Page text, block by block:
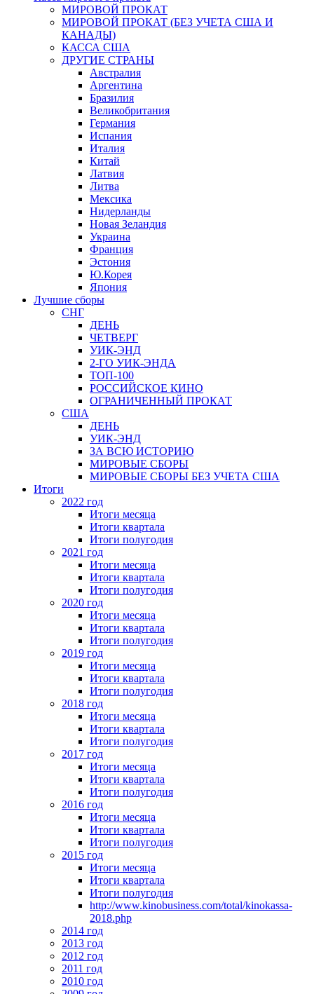
МИРОВОЙ ПРОКАТ
МИРОВОЙ ПРОКАТ (БЕЗ УЧЕТА США И
КАНАДЫ)
КАССА США
ДРУГИЕ СТРАНЫ
Австралия
Аргентина
Бразилия
Великобритания
Германия
Испания
Италия
Китай
Латвия
Литва
Мексика
Нидерланды
Новая Зеландия
Украина
Франция
Эстония
Ю.Корея
Япония
Лучшие сборы
СНГ
ДЕНЬ
ЧЕТВЕРГ
УИК-ЭНД
2-ГО УИК-ЭНДА
ТОП-100
РОССИЙСКОЕ КИНО
ОГРАНИЧЕННЫЙ ПРОКАТ
США
ДЕНЬ
УИК-ЭНД
ЗА ВСЮ ИСТОРИЮ
МИРОВЫЕ СБОРЫ
МИРОВЫЕ СБОРЫ БЕЗ УЧЕТА США
Итоги
2022 год
Итоги месяца
Итоги квартала
Итоги полугодия
2021 год
Итоги месяца
Итоги квартала
Итоги полугодия
2020 год
Итоги месяца
Итоги квартала
Итоги полугодия
2019 год
Итоги месяца
Итоги квартала
Итоги полугодия
2018 год
Итоги месяца
Итоги квартала
Итоги полугодия
2017 год
Итоги месяца
Итоги квартала
Итоги полугодия
2016 год
Итоги месяца
Итоги квартала
Итоги полугодия
2015 год
Итоги месяца
Итоги квартала
Итоги полугодия
http://www.kinobusiness.com/total/kinokassa-
2018.php
2014 год
2013 год
2012 год
2011 год
2010 год